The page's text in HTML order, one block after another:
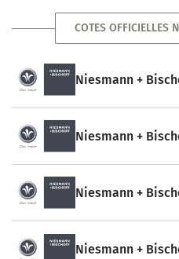
COTES OFFICIELLES
Niesmann +
Niesmann +
Niesmann +
Niesmann +